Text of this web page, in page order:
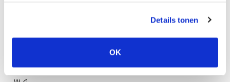
Details tonen
OK